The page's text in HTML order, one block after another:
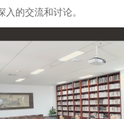
的交流和讨论。